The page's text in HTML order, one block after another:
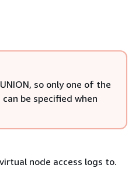
so only one of the
be specified when
node access logs to.